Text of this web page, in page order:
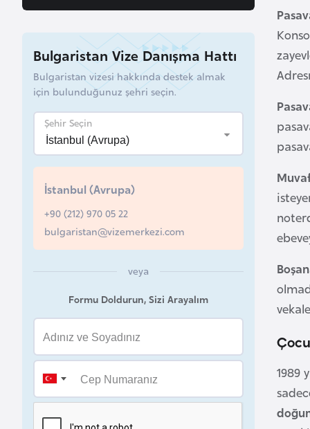
1989
Bulgaristan Vize Danışma Hattı
Bulgaristan vizesi hakkında destek almak
için bulunduğunuz şehri seçin.
Şehir Seçin
İstanbul (Avrupa)
+90 (212) 970 05 22
bulgaristan@vizemerkezi.com
veya
Formu Doldurun, Sizi Arayalım
g
d
e
ş
B
e
a
r
u
s
e
ç
i
a